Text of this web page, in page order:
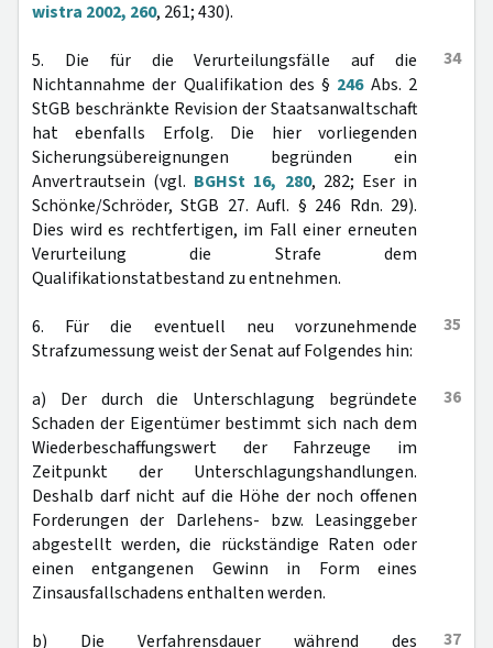
wistra 2002, 260, 261; 430).
34
5. Die für die Verurteilungsfälle auf die
Nichtannahme der Qualifikation des § 246Abs. 2
StGB beschränkte Revision der Staatsanwaltschaft
hat ebenfalls Erfolg. Die hier vorliegenden
Sicherungsübereignungen begründen ein
Anvertrautsein (vgl. BGHSt 16, 280, 282; Eser in
Schönke/Schröder, StGB 27. Aufl. § 246 Rdn. 29).
Dies wird es rechtfertigen, im Fall einer erneuten
Verurteilung die Strafe dem
Qualifikationstatbestand zu entnehmen.
35
6. Für die eventuell neu vorzunehmende
Strafzumessung weist der Senat auf Folgendes hin:
36
a) Der durch die Unterschlagung begründete
Schaden der Eigentümer bestimmt sich nach dem
Wiederbeschaffungswert der Fahrzeuge im
Zeitpunkt der Unterschlagungshandlungen.
Deshalb darf nicht auf die Höhe der noch offenen
Forderungen der Darlehens- bzw. Leasinggeber
abgestellt werden, die rückständige Raten oder
einen entgangenen Gewinn in Form eines
Zinsausfallschadens enthalten werden.
37
b) Die Verfahrensdauer während des